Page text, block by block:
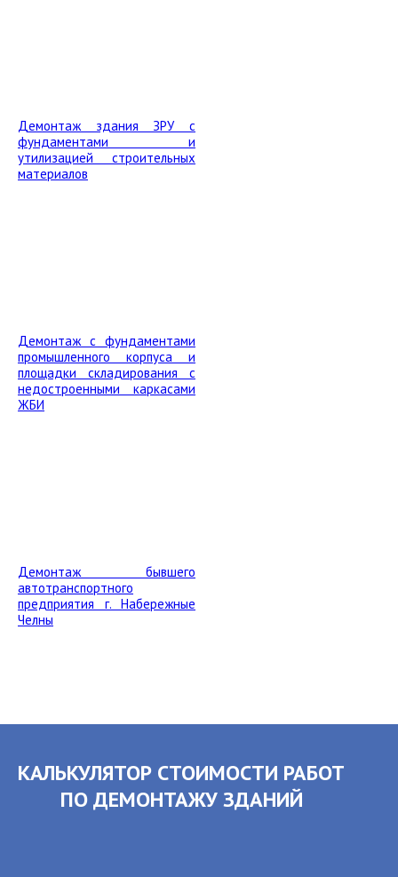
Демонтаж здания ЗРУ с
фундаментами и
утилизацией строительных
материалов
Демонтаж с фундаментами
промышленного корпуса и
площадки складирования с
недостроенными каркасами
ЖБИ
Демонтаж бывшего
автотранспортного
предприятия г. Набережные
Челны
КАЛЬКУЛЯТОР СТОИМОСТИ РАБОТ
ПО ДЕМОНТАЖУ ЗДАНИЙ